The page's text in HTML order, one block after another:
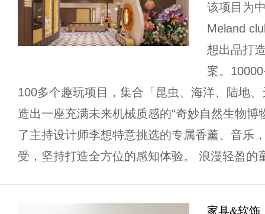
该项目为
Meland
想出品打
案。
100多个趣玩项目，集合「昆虫、海洋、陆地
造出一座充满未来机械质感的“奇妙自然生物博
了主持设计师李想特意挑选的专属香薰、音乐
受，坚持打造全方位的感知体验。 浪漫轻盈
家具&软饰